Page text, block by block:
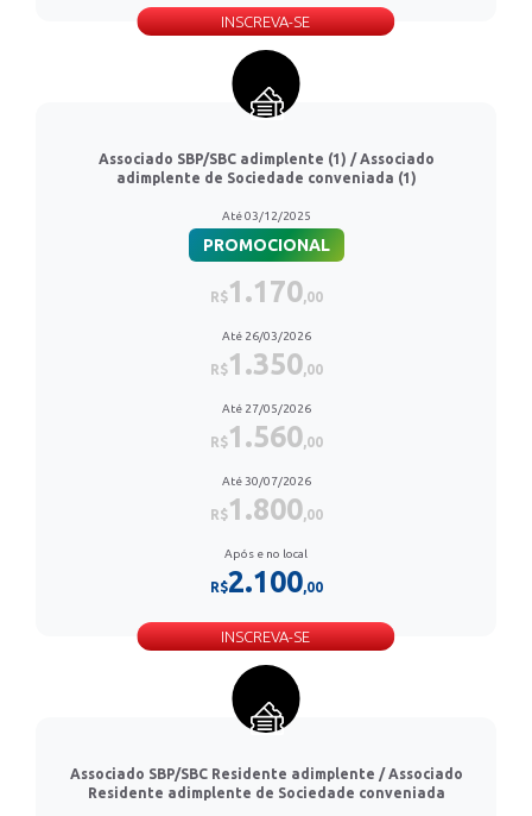
INSCREVA-SE
Associado SBP/SBC adimplente (1) / Associado
adimplente de Sociedade conveniada (1)
Até 03/12/2025
PROMOCIONAL
R$1.170,00
Até 26/03/2026
R$1.350,00
Até 27/05/2026
R$1.560,00
Até 30/07/2026
R$1.800,00
Após e no local
R$2.100,00
INSCREVA-SE
Associado SBP/SBC Residente adimplente / Associado
Residente adimplente de Sociedade conveniada